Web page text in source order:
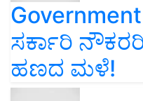
ಸರ್ಕಾರಿ
ಹಣದ ಮಳೆ!